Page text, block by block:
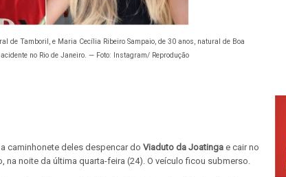
de Tamboril, e Maria Cecília Ribeiro Sampaio, de 30 anos, natural de Boa
no Rio de Janeiro. — Foto: Instagram/ Reprodução
caminhonete deles despencar do Viaduto da Joatinga e cair no
na noite da última quarta-feira (24). O veículo ficou submerso.